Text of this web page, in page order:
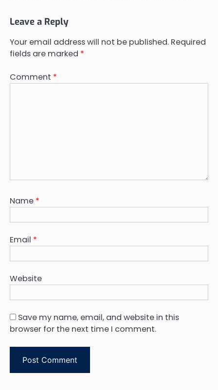
Leave a Reply
Your email address will not be published. Required
fields are marked *
Comment *
Name *
Email *
Website
Save my name, email, and website in this
browser for the next time I comment.